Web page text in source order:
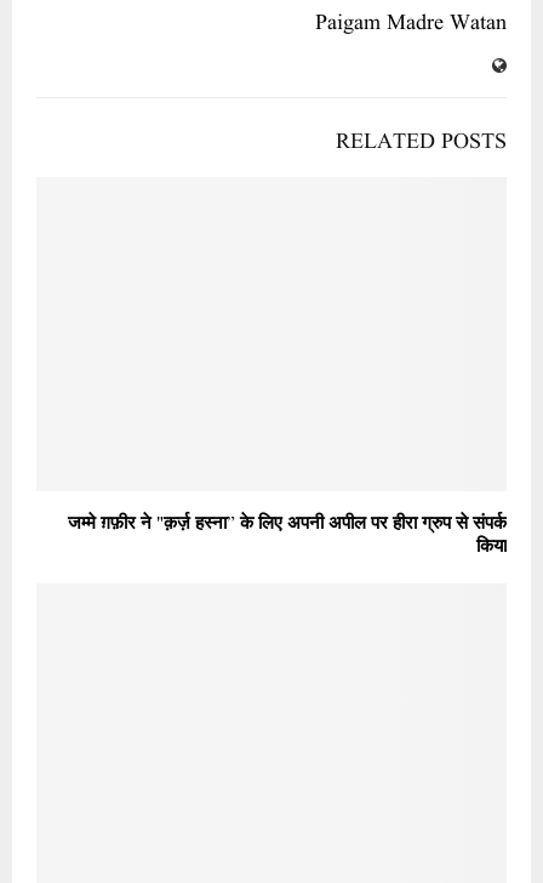
Paigam Madre Watan
RELATED POSTS
जम्मे ग़फ़ीर ने "क़र्ज़ हस्ना” के लिए अपनी अपील पर हीरा ग्रुप से संपर्क
किया